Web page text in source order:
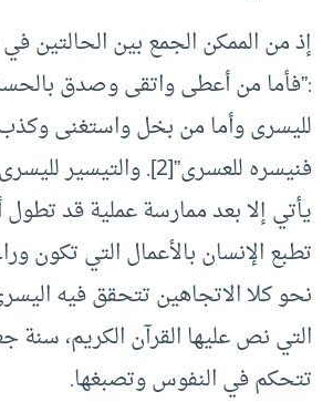
إذ من الممكن الجمع بين الحالتين
:”فأما من أعطى واتقى وصدق
لليسرى وأما من بخل واستغنى
فنيسره للعسرى”[2] . والتيسير
يأتي إلا بعد ممارسة عملية قد تطول
تطبع الإنسان بالأعمال التي تكون
نحو كلا الاتجاهين تتحقق فيه
التي نص عليها القرآن الكريم، سنة
تتحكم في النفوس وتصبغها.